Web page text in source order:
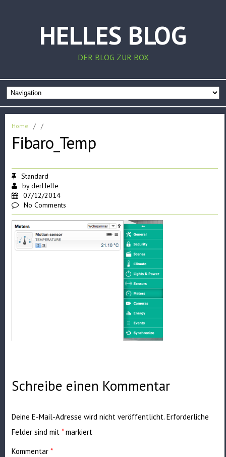
HELLES BLOG
DER BLOG ZUR BOX
Home / /
Fibaro_Temp
Standard
byderHelle
07/12/2014
No Comments
Schreibe einen Kommentar
Deine E-Mail-Adresse wird nicht veröffentlicht. Erforderliche
Felder sind mit*markiert
Kommentar*